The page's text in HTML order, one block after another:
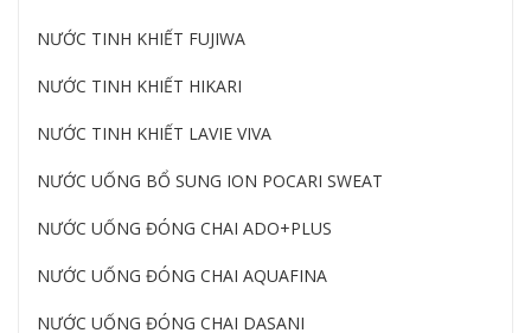
NƯỚC TINH KHIẾT FUJIWA
NƯỚC TINH KHIẾT HIKARI
NƯỚC TINH KHIẾT LAVIE VIVA
NƯỚC UỐNG BỔ SUNG ION POCARI SWEAT
NƯỚC UỐNG ĐÓNG CHAI ADO+PLUS
NƯỚC UỐNG ĐÓNG CHAI AQUAFINA
NƯỚC UỐNG ĐÓNG CHAI DASANI